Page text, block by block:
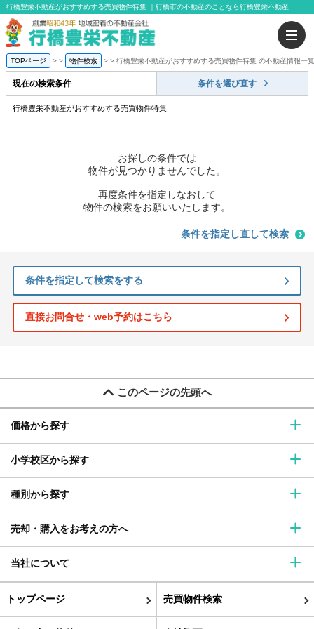
行橋豊栄不動産がおすすめする売買物件特集 ｜行橋市の不動産のことなら行橋豊栄不動産
TOPページ > 物件検索 > 行橋豊栄不動産がおすすめする売買物件特集 の不動産情報一覧
現在の検索条件 条件を選び直す
行橋豊栄不動産がおすすめする売買物件特集
お探しの条件では
物件が見つかりませんでした。
再度条件を指定しなおして
物件の検索をお願いいたします。
条件を指定し直して検索
条件を指定して検索をする
直接お問合せ・web予約はこちら
このページの先頭へ
価格から探す
小学校区から探す
種別から探す
売却・購入をお考えの方へ
当社について
トップページ 売買物件検索